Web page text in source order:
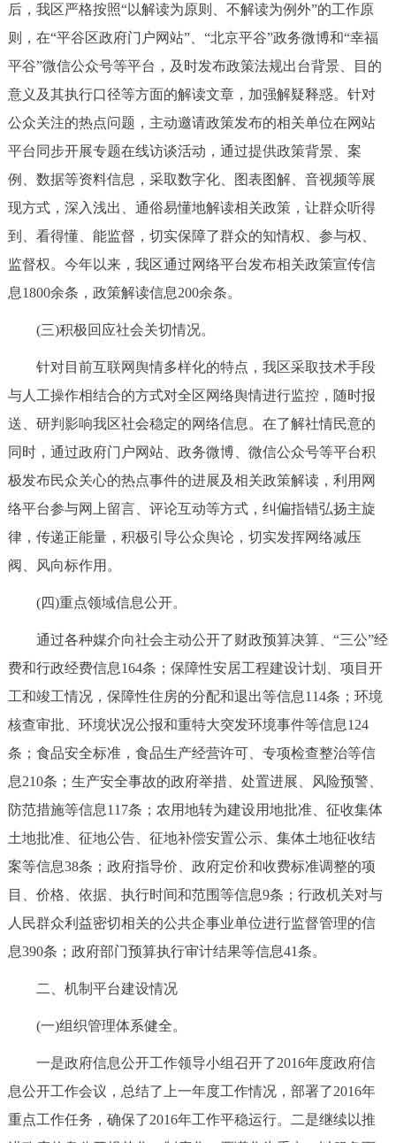
后，我区严格按照“以解读为原则、不解读为例外”的工作原
则，在“平谷区政府门户网站”、“北京平谷”政务微博和“幸福
平谷”微信公众号等平台，及时发布政策法规出台背景、目的
意义及其执行口径等方面的解读文章，加强解疑释惑。针对
公众关注的热点问题，主动邀请政策发布的相关单位在网站
平台同步开展专题在线访谈活动，通过提供政策背景、案
例、数据等资料信息，采取数字化、图表图解、音视频等展
现方式，深入浅出、通俗易懂地解读相关政策，让群众听得
到、看得懂、能监督，切实保障了群众的知情权、参与权、
监督权。今年以来，我区通过网络平台发布相关政策宣传信
息1800余条，政策解读信息200余条。
(三)积极回应社会关切情况。
针对目前互联网舆情多样化的特点，我区采取技术手段
与人工操作相结合的方式对全区网络舆情进行监控，随时报
送、研判影响我区社会稳定的网络信息。在了解社情民意的
同时，通过政府门户网站、政务微博、微信公众号等平台积
极发布民众关心的热点事件的进展及相关政策解读，利用网
络平台参与网上留言、评论互动等方式，纠偏指错弘扬主旋
律，传递正能量，积极引导公众舆论，切实发挥网络减压
阀、风向标作用。
(四)重点领域信息公开。
通过各种媒介向社会主动公开了财政预算决算、“三公”经
费和行政经费信息164条；保障性安居工程建设计划、项目开
工和竣工情况，保障性住房的分配和退出等信息114条；环境
核查审批、环境状况公报和重特大突发环境事件等信息124
条；食品安全标准，食品生产经营许可、专项检查整治等信
息210条；生产安全事故的政府举措、处置进展、风险预警、
防范措施等信息117条；农用地转为建设用地批准、征收集体
土地批准、征地公告、征地补偿安置公示、集体土地征收结
案等信息38条；政府指导价、政府定价和收费标准调整的项
目、价格、依据、执行时间和范围等信息9条；行政机关对与
人民群众利益密切相关的公共企事业单位进行监督管理的信
息390条；政府部门预算执行审计结果等信息41条。
二、机制平台建设情况
(一)组织管理体系健全。
一是政府信息公开工作领导小组召开了2016年度政府信
息公开工作会议，总结了上一年度工作情况，部署了2016年
重点工作任务，确保了2016年工作平稳运行。二是继续以推